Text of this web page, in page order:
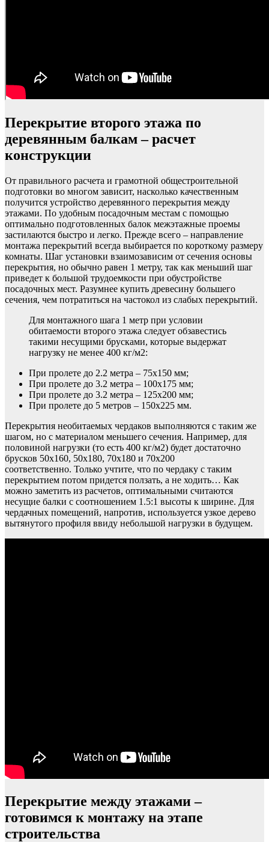
Перекрытие второго этажа по
деревянным балкам – расчет
конструкции
От правильного расчета и грамотной общестроительной
подготовки во многом зависит, насколько качественным
получится устройство деревянного перекрытия между
этажами. По удобным посадочным местам с помощью
оптимально подготовленных балок межэтажные проемы
застилаются быстро и легко. Прежде всего – направление
монтажа перекрытий всегда выбирается по короткому размеру
комнаты. Шаг установки взаимозависим от сечения основы
перекрытия, но обычно равен 1 метру, так как меньший шаг
приведет к большой трудоемкости при обустройстве
посадочных мест. Разумнее купить древесину большего
сечения, чем потратиться на частокол из слабых перекрытий.
Для монтажного шага 1 метр при условии
обитаемости второго этажа следует обзавестись
такими несущими брусками, которые выдержат
нагрузку не менее 400 кг/м2:
При пролете до 2.2 метра – 75х150 мм;
При пролете до 3.2 метра – 100х175 мм;
При пролете до 3.2 метра – 125х200 мм;
При пролете до 5 метров – 150х225 мм.
Перекрытия необитаемых чердаков выполняются с таким же
шагом, но с материалом меньшего сечения. Например, для
половиной нагрузки (то есть 400 кг/м2) будет достаточно
брусков 50х160, 50х180, 70х180 и 70х200
соответственно. Только учтите, что по чердаку с таким
перекрытием потом придется ползать, а не ходить… Как
можно заметить из расчетов, оптимальными считаются
несущие балки с соотношением 1.5:1 высоты к ширине. Для
чердачных помещений, напротив, используется узкое дерево
вытянутого профиля ввиду небольшой нагрузки в будущем.
Перекрытие между этажами –
готовимся к монтажу на этапе
строительства